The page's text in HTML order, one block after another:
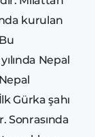
kurulan
Nepal
Gürka şahı
Sonrasında